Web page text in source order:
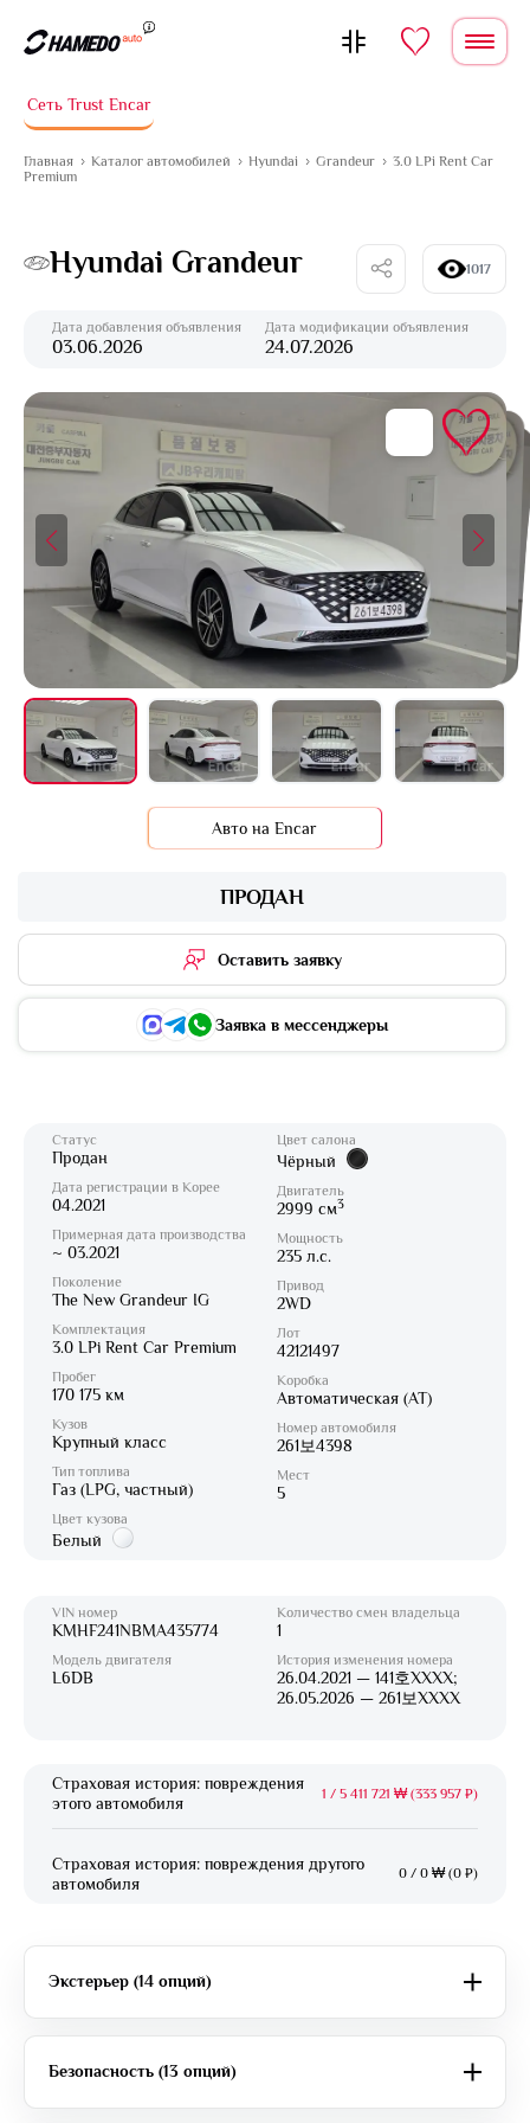
Сеть Trust Encar
Главная Каталог автомобилей Hyundai Grandeur
3.0 LPi Rent Car
Premium
Hyundai Grandeur 1017
Дата добавления объявления
03.06.2026
Дата модификации объявления
24.07.2026
ПРОДАН
Оставить заявку
Заявка в мессенджеры
Статус
Продан
Дата регистрации в Корее
04.2021
Примерная дата производства
~ 03.2021
Поколение
The New Grandeur IG
Комплектация
3.0 LPi Rent Car Premium
Пробег
170 175 км
Кузов
Крупный класс
Тип топлива
Газ (LPG, частный)
Цвет кузова
Белый
Цвет салона
Чёрный
Двигатель
2999 см3
Мощность
235 л.с.
Привод
2WD
Лот
42121497
Коробка
Автоматическая (AT)
Номер автомобиля
261보4398
Мест
5
VIN номер
KMHF241NBMA435774
Модель двигателя
L6DB
Количество смен владельца
1
История изменения номера
26.04.2021 — 141호XXXX;
26.05.2026 — 261보XXXX
Страховая история: повреждения
этого автомобиля
1 / 5 411 721 ₩ (333 957 ₽)
Страховая история: повреждения другого
автомобиля
0 / 0 ₩ (0 ₽)
Авто на Encar
Экстерьер (14 опций)
Безопасность (13 опций)